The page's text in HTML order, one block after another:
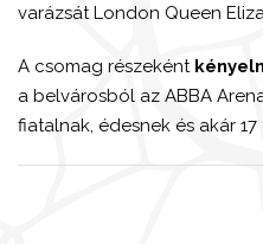
varázsát London Queen
A csomag részeként
a belvárosból az ABBA
fiatalnak, édesnek és akár